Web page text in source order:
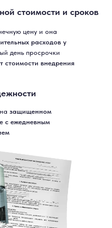
стоимости и сроков
цену и она
расходов у
день просрочки
стоимости внедрения
защищенном
с ежедневным